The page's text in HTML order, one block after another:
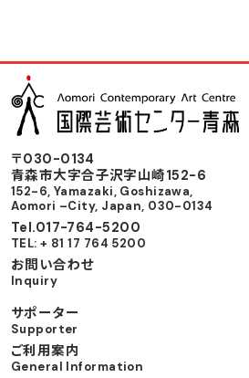
〒030-0134
⻘森市⼤字合⼦沢字⼭崎152-6
152-6, Yamazaki, Goshizawa,
Aomori –City, Japan, 030-0134
Tel.017-764-5200
TEL: + 81 17 764 5200
お問い合わせ
Inquiry
サポーター
Supporter
ご利用案内
General Information